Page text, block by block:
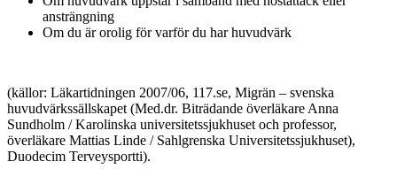
ansträngning
Om du är orolig för varför du har huvudvärk
(källor: Läkartidningen 2007/06, 117.se, Migrän – svenska
huvudvärkssällskapet (Med.dr. Biträdande överläkare Anna
Sundholm / Karolinska universitetssjukhuset och professor,
överläkare Mattias Linde / Sahlgrenska Universitetssjukhuset),
Duodecim Terveysportti).